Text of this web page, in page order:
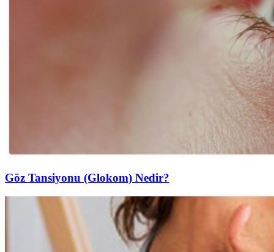
Göz Tansiyonu (Glokom) Nedir?